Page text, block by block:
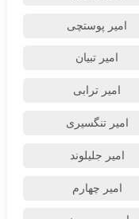
امیر پوستچی
امیر تبیان
امیر ترابی
امیر تنگسیری
امیر جلیلوند
امیر چهارم